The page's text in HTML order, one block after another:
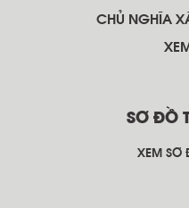
CHỦ NGHĨA
SƠ ĐỒ
XEM SƠ